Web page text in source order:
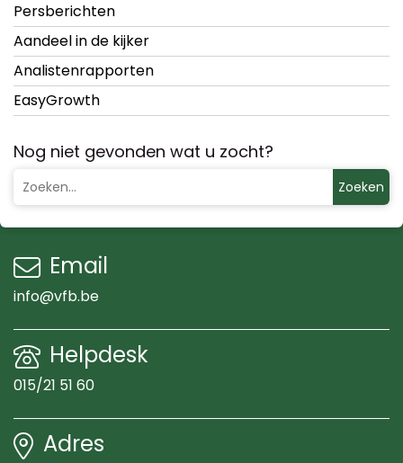
Persberichten
Aandeel in de kijker
Analistenrapporten
EasyGrowth
Nog niet gevonden wat u zocht?
Zoeken
Email
info@vfb.be
Helpdesk
015/21 51 60
Adres